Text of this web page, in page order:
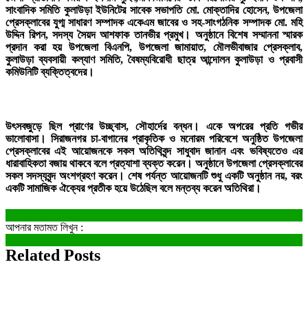
সাংবাদিক সমিতি কুলাউড়া ইউনিটের সাবেক সভাপতি মো. মোক্তাদির হোসেন, উপজেলা
প্রেসক্লাবের যুগ্ম সাধারণ সম্পাদক একেএম জাবের ও সহ-সাংগঠনিক সম্পাদক মো. মহি
উদ্দিন রিপন, সদস্য সৈয়দ আশফাক তানভীর প্রমুখ। অনুষ্ঠানে বিশেষ সম্মাননা স্মারক
প্রদান করা হয় উপজেলা বিএনপি, উপজেলা জামায়াত, মৌলভীবাজার প্রেসক্লাব,
কুলাউড়া ব্যবসায়ী কল্যাণ সমিতি, বৈষম্যবিরোধী ছাত্র আন্দোলন কুলাউড়া ও প্রবাসী
কমিউনিটি ব্যক্তিত্বদের।
উৎসবজুড়ে ছিল প্রাণের উচ্ছ্বাস, সৌহার্দের বন্ধন। একে অপরের প্রতি গভীর
ভালোবাসা। সিরাজনগর চা-বাগানের প্রাকৃতিক ও মনোরম পরিবেশে অনুষ্ঠিত উপজেলা
প্রেসক্লাবের এই আয়োজনকে সকল অতিথিবৃন্দ সাধুবাদ জানান এবং ভবিষ্যতেও এর
ধারাবাহিকতা বজায় থাকবে বলে প্রত্যাশা ব্যক্ত করেন। অনুষ্ঠানে উপজেলা প্রেসক্লাবের
সকল সদস্যবৃন্দ অংশগ্রহণ করেন। শেষ পর্যন্ত আয়োজনটি শুধু একটি অনুষ্ঠান নয়, বরং
একটি সামাজিক ঐক্যের প্রতীক হয়ে উঠেছিল বলে মন্তব্য করেন অতিথিরা।
আপনার মতামত লিখুন :
Related Posts